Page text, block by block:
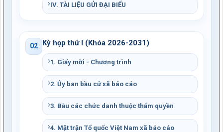
IV. TÀI LIỆU GỬI ĐẠI BIỂU
02 Kỳ họp thứ I (Khóa 2026-2031)
1. Giấy mời - Chương trình
2. Ủy ban bầu cử xã báo cáo
3. Bầu các chức danh thuộc thẩm quyền
4. Mặt trận Tổ quốc Việt Nam xã báo cáo